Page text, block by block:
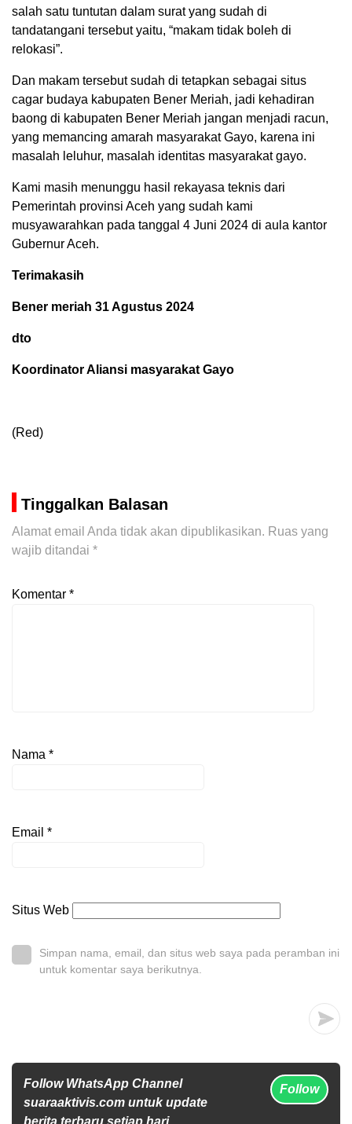
salah satu tuntutan dalam surat yang sudah di
tandatangani tersebut yaitu, “makam tidak boleh di
relokasi”.
Dan makam tersebut sudah di tetapkan sebagai situs
cagar budaya kabupaten Bener Meriah, jadi kehadiran
baong di kabupaten Bener Meriah jangan menjadi racun,
yang memancing amarah masyarakat Gayo, karena ini
masalah leluhur, masalah identitas masyarakat gayo.
Kami masih menunggu hasil rekayasa teknis dari
Pemerintah provinsi Aceh yang sudah kami
musyawarahkan pada tanggal 4 Juni 2024 di aula kantor
Gubernur Aceh.
Terimakasih
Bener meriah 31 Agustus 2024
dto
Koordinator Aliansi masyarakat Gayo
(Red)
Tinggalkan Balasan
Alamat email Anda tidak akan dipublikasikan. Ruas yang
wajib ditandai *
Komentar *
Nama *
Email *
Situs Web
Simpan nama, email, dan situs web saya pada peramban ini
untuk komentar saya berikutnya.
Follow WhatsApp Channel
suaraaktivis.com untuk update
berita terbaru setiap hari
Follow